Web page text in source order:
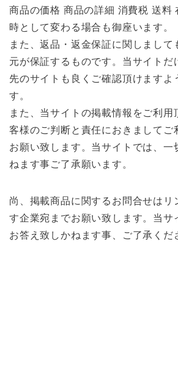
商品の価格 商品の詳細 消費税 送料
時として変わる場合も御座います。
また、返品・返金保証に関しまして
元が保証するものです。当サイトだ
先のサイトも良くご確認頂けますよ
す。
また、当サイトの掲載情報をご利用
客様のご判断と責任におきましてご
お願い致します。当サイトでは、一
ねます事ご了承願います。
尚、掲載商品に関するお問合せはリ
す企業宛までお願い致します。当サ
お答え致しかねます事、ご了承くだ